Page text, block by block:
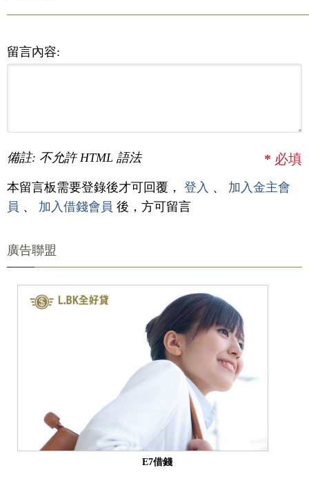
留言內容:
備註: 不允許 HTML 語法 * 必填
本留言板需要登錄後才可回覆， 登入 、 加入金主會
員 、 加入借錢會員 後，方可留言
廣告聯盟
E7借錢